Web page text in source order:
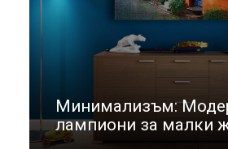
Минимализъм:
лампиони за малки